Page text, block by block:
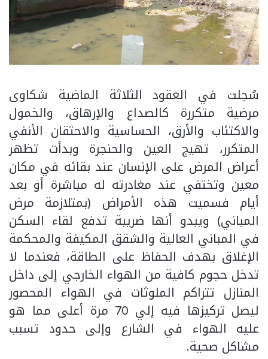
سُجلت في العقود الثلاثة الماضية شكاوى
مرضية متكررة كالصداع والإرهاق، والخمول
والاكتئاب والأرق، الحساسية والاحتقان الأنفي
المتكرر، تهيج العين والحنجرة وبدأت تظهر
أعراض المرض على الإنسان عند بقائه في مكان
معين وتختفي عند مغادرته له مباشرة أو بعد
أيام فسميت هذه الأمراض (بمتلازمة مرض
المباني) ويبدو أنها ضريبة تدفع لقاء السكن
في المباني العالية والشقق المكيفة والمحكمة
الإغلاق بهدف الحفاظ على الطاقة، فعندما لا
تدخل حجوم كافية من الهواء الخارجي إلى داخل
المنازل تتراكم الملوثات في الهواء المحصور
ليصل تركيزها فيه إلي 70 مرة أعلى مما هو
عليه الهواء في الشارع وإلى حدود تسبب
مشاكل صحية.